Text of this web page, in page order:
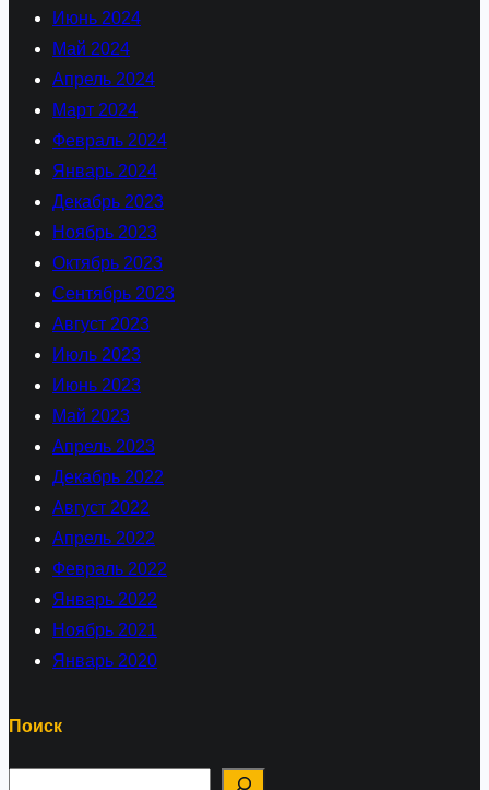
Июнь 2024
Май 2024
Апрель 2024
Март 2024
Февраль 2024
Январь 2024
Декабрь 2023
Ноябрь 2023
Октябрь 2023
Сентябрь 2023
Август 2023
Июль 2023
Июнь 2023
Май 2023
Апрель 2023
Декабрь 2022
Август 2022
Апрель 2022
Февраль 2022
Январь 2022
Ноябрь 2021
Январь 2020
Поиск